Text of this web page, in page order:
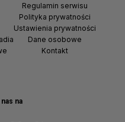
na
Regulamin serwisu
Polityka prywatności
Ustawienia prywatności
Dane osobowe
Kontakt